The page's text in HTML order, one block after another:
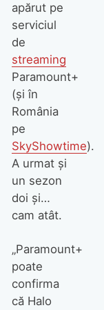
apărut pe
serviciul
de
streaming
Paramount+
(și în
România
pe
SkyShowtime).
A urmat și
un sezon
doi și…
cam atât.
„Paramount+
poate
confirma
că Halo